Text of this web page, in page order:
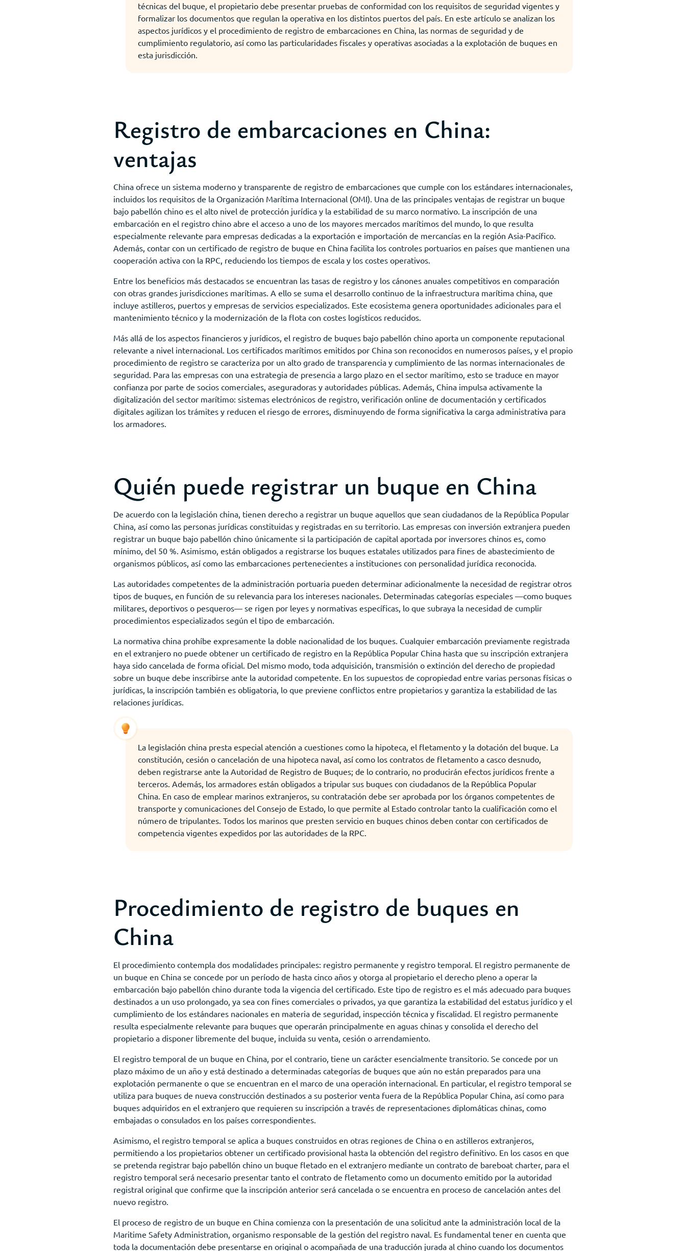
técnicas del buque, el propietario debe presentar pruebas de conformidad con los requisitos de seguridad vigentes y
formalizar los documentos que regulan la operativa en los distintos puertos del país. En este artículo se analizan los
aspectos jurídicos y el procedimiento de registro de embarcaciones en China, las normas de seguridad y de
cumplimiento regulatorio, así como las particularidades fiscales y operativas asociadas a la explotación de buques en
esta jurisdicción.
Registro de embarcaciones en China:
ventajas
China ofrece un sistema moderno y transparente de registro de embarcaciones que cumple con los estándares internacionales,
incluidos los requisitos de la Organización Marítima Internacional (OMI). Una de las principales ventajas de registrar un buque
bajo pabellón chino es el alto nivel de protección jurídica y la estabilidad de su marco normativo. La inscripción de una
embarcación en el registro chino abre el acceso a uno de los mayores mercados marítimos del mundo, lo que resulta
especialmente relevante para empresas dedicadas a la exportación e importación de mercancías en la región Asia-Pacífico.
Además, contar con un certificado de registro de buque en China facilita los controles portuarios en países que mantienen una
cooperación activa con la RPC, reduciendo los tiempos de escala y los costes operativos.
Entre los beneficios más destacados se encuentran las tasas de registro y los cánones anuales competitivos en comparación
con otras grandes jurisdicciones marítimas. A ello se suma el desarrollo continuo de la infraestructura marítima china, que
incluye astilleros, puertos y empresas de servicios especializados. Este ecosistema genera oportunidades adicionales para el
mantenimiento técnico y la modernización de la flota con costes logísticos reducidos.
Más allá de los aspectos financieros y jurídicos, el registro de buques bajo pabellón chino aporta un componente reputacional
relevante a nivel internacional. Los certificados marítimos emitidos por China son reconocidos en numerosos países, y el propio
procedimiento de registro se caracteriza por un alto grado de transparencia y cumplimiento de las normas internacionales de
seguridad. Para las empresas con una estrategia de presencia a largo plazo en el sector marítimo, esto se traduce en mayor
confianza por parte de socios comerciales, aseguradoras y autoridades públicas. Además, China impulsa activamente la
digitalización del sector marítimo: sistemas electrónicos de registro, verificación online de documentación y certificados
digitales agilizan los trámites y reducen el riesgo de errores, disminuyendo de forma significativa la carga administrativa para
los armadores.
Quién puede registrar un buque en China
De acuerdo con la legislación china, tienen derecho a registrar un buque aquellos que sean ciudadanos de la República Popular
China, así como las personas jurídicas constituidas y registradas en su territorio. Las empresas con inversión extranjera pueden
registrar un buque bajo pabellón chino únicamente si la participación de capital aportada por inversores chinos es, como
mínimo, del 50 %. Asimismo, están obligados a registrarse los buques estatales utilizados para fines de abastecimiento de
organismos públicos, así como las embarcaciones pertenecientes a instituciones con personalidad jurídica reconocida.
Las autoridades competentes de la administración portuaria pueden determinar adicionalmente la necesidad de registrar otros
tipos de buques, en función de su relevancia para los intereses nacionales. Determinadas categorías especiales —como buques
militares, deportivos o pesqueros— se rigen por leyes y normativas específicas, lo que subraya la necesidad de cumplir
procedimientos especializados según el tipo de embarcación.
La normativa china prohíbe expresamente la doble nacionalidad de los buques. Cualquier embarcación previamente registrada
en el extranjero no puede obtener un certificado de registro en la República Popular China hasta que su inscripción extranjera
haya sido cancelada de forma oficial. Del mismo modo, toda adquisición, transmisión o extinción del derecho de propiedad
sobre un buque debe inscribirse ante la autoridad competente. En los supuestos de copropiedad entre varias personas físicas o
jurídicas, la inscripción también es obligatoria, lo que previene conflictos entre propietarios y garantiza la estabilidad de las
relaciones jurídicas.
La legislación china presta especial atención a cuestiones como la hipoteca, el fletamento y la dotación del buque. La
constitución, cesión o cancelación de una hipoteca naval, así como los contratos de fletamento a casco desnudo,
deben registrarse ante la Autoridad de Registro de Buques; de lo contrario, no producirán efectos jurídicos frente a
terceros. Además, los armadores están obligados a tripular sus buques con ciudadanos de la República Popular
China. En caso de emplear marinos extranjeros, su contratación debe ser aprobada por los órganos competentes de
transporte y comunicaciones del Consejo de Estado, lo que permite al Estado controlar tanto la cualificación como el
número de tripulantes. Todos los marinos que presten servicio en buques chinos deben contar con certificados de
competencia vigentes expedidos por las autoridades de la RPC.
Procedimiento de registro de buques en
China
El procedimiento contempla dos modalidades principales: registro permanente y registro temporal. El registro permanente de
un buque en China se concede por un período de hasta cinco años y otorga al propietario el derecho pleno a operar la
embarcación bajo pabellón chino durante toda la vigencia del certificado. Este tipo de registro es el más adecuado para buques
destinados a un uso prolongado, ya sea con fines comerciales o privados, ya que garantiza la estabilidad del estatus jurídico y el
cumplimiento de los estándares nacionales en materia de seguridad, inspección técnica y fiscalidad. El registro permanente
resulta especialmente relevante para buques que operarán principalmente en aguas chinas y consolida el derecho del
propietario a disponer libremente del buque, incluida su venta, cesión o arrendamiento.
El registro temporal de un buque en China, por el contrario, tiene un carácter esencialmente transitorio. Se concede por un
plazo máximo de un año y está destinado a determinadas categorías de buques que aún no están preparados para una
explotación permanente o que se encuentran en el marco de una operación internacional. En particular, el registro temporal se
utiliza para buques de nueva construcción destinados a su posterior venta fuera de la República Popular China, así como para
buques adquiridos en el extranjero que requieren su inscripción a través de representaciones diplomáticas chinas, como
embajadas o consulados en los países correspondientes.
Asimismo, el registro temporal se aplica a buques construidos en otras regiones de China o en astilleros extranjeros,
permitiendo a los propietarios obtener un certificado provisional hasta la obtención del registro definitivo. En los casos en que
se pretenda registrar bajo pabellón chino un buque fletado en el extranjero mediante un contrato de bareboat charter, para el
registro temporal será necesario presentar tanto el contrato de fletamento como un documento emitido por la autoridad
registral original que confirme que la inscripción anterior será cancelada o se encuentra en proceso de cancelación antes del
nuevo registro.
El proceso de registro de un buque en China comienza con la presentación de una solicitud ante la administración local de la
Maritime Safety Administration, organismo responsable de la gestión del registro naval. Es fundamental tener en cuenta que
toda la documentación debe presentarse en original o acompañada de una traducción jurada al chino cuando los documentos